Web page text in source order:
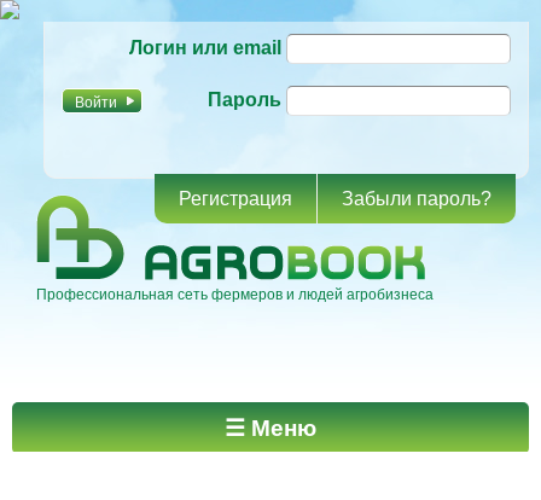
основному
Логин или email
Пароль
Регистрация Забыли пароль?
Профессиональная сеть фермеров и людей агробизнеса
Главное меню ☰ Меню